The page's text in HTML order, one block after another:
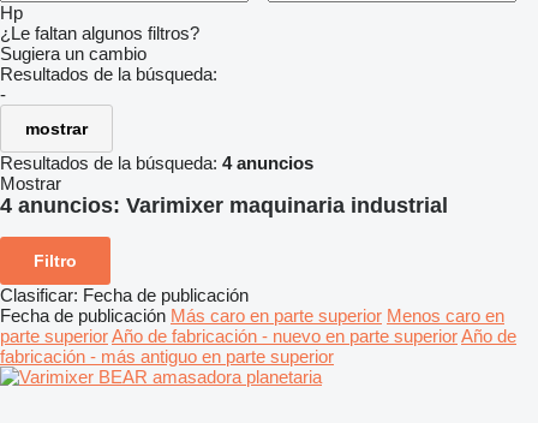
Hp
¿Le faltan algunos filtros?
Sugiera un cambio
Resultados de la búsqueda:
-
mostrar
Resultados de la búsqueda: 4 anuncios
Mostrar
4 anuncios: Varimixer maquinaria industrial
Filtro
Clasificar: Fecha de publicación
Fecha de publicación Más caro en parte superior Menos caro en
parte superiorAño de fabricación - nuevo en parte superiorAño de
fabricación - más antiguo en parte superior